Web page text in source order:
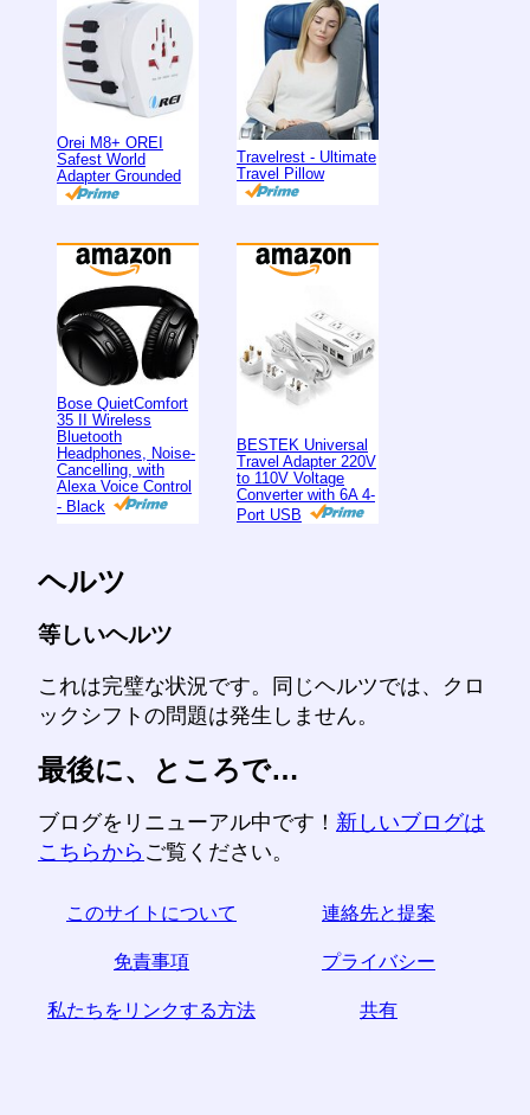
Orei M8+ OREI
Safest World
Adapter Grounded
Travelrest - Ultimate
Travel Pillow
Bose QuietComfort
35 II Wireless
Bluetooth
Headphones, Noise-
Cancelling, with
Alexa Voice Control
- Black
BESTEK Universal
Travel Adapter 220V
to 110V Voltage
Converter with 6A 4-
Port USB
ヘルツ
等しいヘルツ
これは完璧な状況です。同じヘルツでは、クロ
ックシフトの問題は発生しません。
最後に、ところで…
ブログをリニューアル中です！ 新しいブログは
こちらから ご覧ください。
このサイトについて 連絡先と提案
免責事項 プライバシー
私たちをリンクする方法 共有